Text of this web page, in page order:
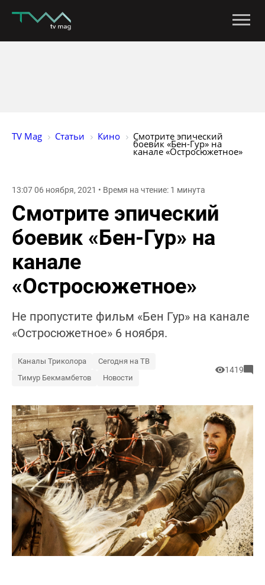
TV Mag Статьи Кино Смотрите эпический
боевик «Бен-Гур» на
канале «Остросюжетное»
13:07 06 ноября, 2021 • Время на чтение: 1 минута
Смотрите эпический
боевик «Бен-Гур» на
канале
«Остросюжетное»
Не пропустите фильм «Бен Гур» на канале
«Остросюжетное» 6 ноября.
Каналы Триколора
Сегодня на ТВ
Тимур Бекмамбетов
Новости
1419